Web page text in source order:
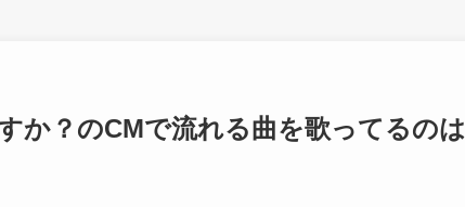
か？のCMで流れる曲を歌ってるのは